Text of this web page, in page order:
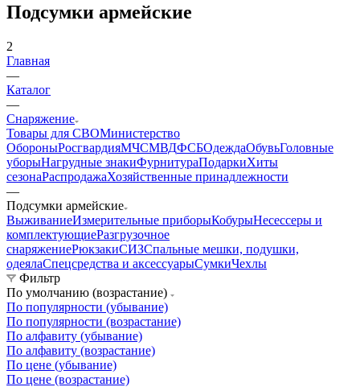
Подсумки армейские
2
Главная
—
Каталог
—
Снаряжение
Товары для СВОМинистерство
ОбороныРосгвардияМЧСМВДФСБОдеждаОбувьГоловные
уборыНагрудные знакиФурнитураПодаркиХиты
сезонаРаспродажаХозяйственные принадлежности
—
Подсумки армейские
ВыживаниеИзмерительные приборыКобурыНесессеры и
комплектующиеРазгрузочное
снаряжениеРюкзакиСИЗСпальные мешки, подушки,
одеялаСпецсредства и аксессуарыСумкиЧехлы
Фильтр
По умолчанию (возрастание)
По популярности (убывание)
По популярности (возрастание)
По алфавиту (убывание)
По алфавиту (возрастание)
По цене (убывание)
По цене (возрастание)